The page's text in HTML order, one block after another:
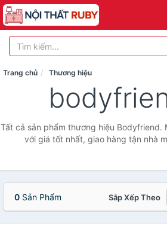
Trang chủ Thương hiệu
Tất cả sản phẩm thương hiệu Bodyfriend.
với giá tốt nhất, giao hàng tận nhà
0 Sản Phẩm Sắp Xếp Theo